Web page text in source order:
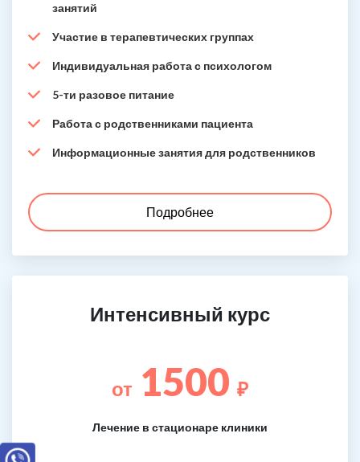
занятий
Участие в терапевтических группах
Индивидуальная работа с психологом
5-ти разовое питание
Работа с родственниками пациента
Информационные занятия для родственников
Подробнее
Интенсивный курс
от 1500 ₽
Лечение в стационаре клиники